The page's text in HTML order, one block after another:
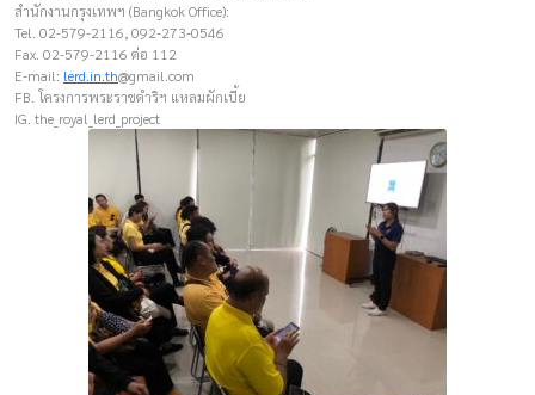
สำนักงานกรุงเทพฯ (Bangkok Office):
Tel. 02-579-2116, 092-273-0546
Fax. 02-579-2116 ต่อ 112
E-mail: lerd.in.th@gmail.com
FB. โครงการพระราชดำริฯ แหลมผักเบี้ย
IG. the_royal_lerd_project